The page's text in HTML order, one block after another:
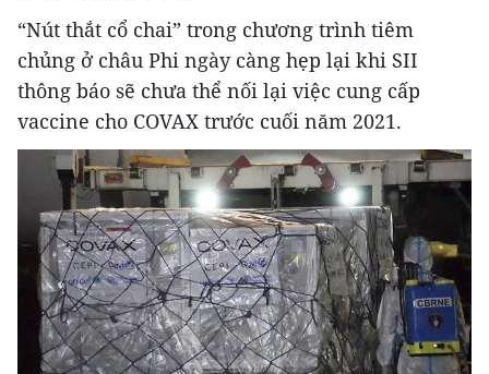
“Nút thắt cổ chai” trong chương trình tiêm
chủng ở châu Phi ngày càng hẹp lại khi SII
thông báo sẽ chưa thể nối lại việc cung cấp
vaccine cho COVAX trước cuối năm 2021.